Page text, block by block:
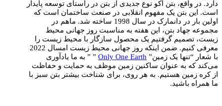
دارد. در واقع، بتن اکو نوع جدیدی از بتن در راستای توسعه پایدار
است. این بتن یک مفهوم انقلابی در صنعت ساختمان است که
اولین بار در دانمارک در سال 1998 ساخته شد. ماهم در
مجموعه جهاد بتن، این هفته به مناسبت روز جهانی محیط
زیست، تصمیم گرفتیم یک محصول سازگار با محیط زیست را
معرفی کنیم. ضمن اینکه روز جهانی محیط زیست امسال 2022
با شعار “تنها یک زمین” Only One Earth ” ” به ما یادآوری
می‌کند که به عنوان ساکنین زمین موظف به حمایت و حفاظت
از کره زمین هستیم. به هر روی، برای شناخت بیشتر بتن سبز با
ما همراه باشید.